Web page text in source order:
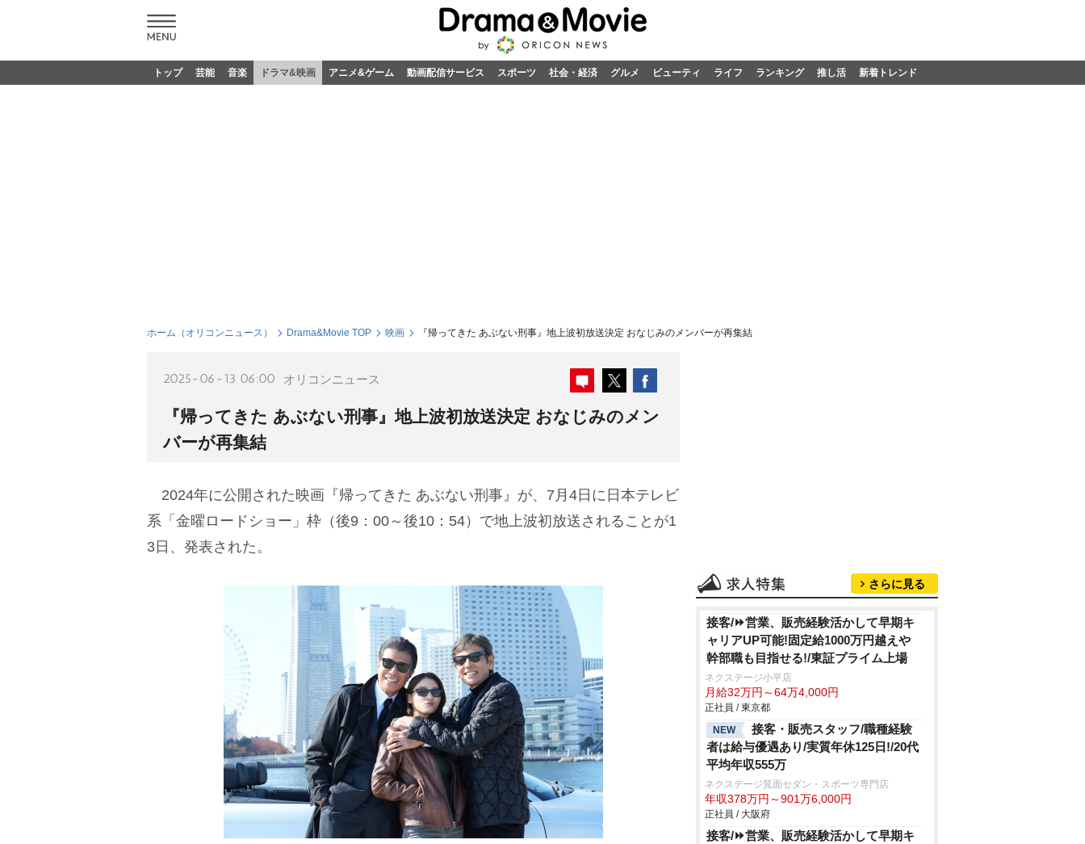
トップ 芸能 音楽 ドラマ&映画 アニメ&ゲーム 動画配信サービス スポーツ 社会・経済 グルメ ビューティ ライフ ランキング 推し活 新着トレンド
ホーム（オリコンニュース） Drama&Movie TOP 映画 『帰ってきた あぶない刑事』地上波初放送決定 おなじみのメンバーが再集結
2025-06-13 06:00 オリコンニュース
『帰ってきた あぶない刑事』地上波初放送決定 おなじみのメン
バーが再集結
2024年に公開された映画『帰ってきた あぶない刑事』が、7月4日に日本テレビ
系「金曜ロードショー」枠（後9：00～後10：54）で地上波初放送されることが1
3日、発表された。
さらに見る
接客/⏩️営業、販売経験活かして早期キ
ャリアUP可能!固定給1000万円越え
幹部職も目指せる!/東証プライム上場
ネクステージ小平店
月給32万円～64万4,000円
正社員 / 東京都
NEW
接客・販売スタッフ/職種経験
者は給与優遇あり/実質年休125日!/20代
平均年収555万
ネクステージ箕面セダン・スポーツ専門店
年収378万円～901万6,000円
正社員 / 大阪府
接客/⏩️営業、販売経験活かして早期キ